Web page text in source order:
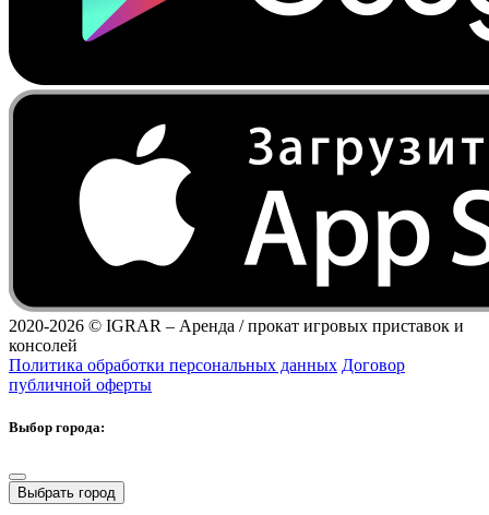
2020-2026 © IGRAR – Аренда / прокат игровых приставок и
консолей
Политика обработки персональных данных Договор
публичной оферты
Выбор города:
Выбрать город